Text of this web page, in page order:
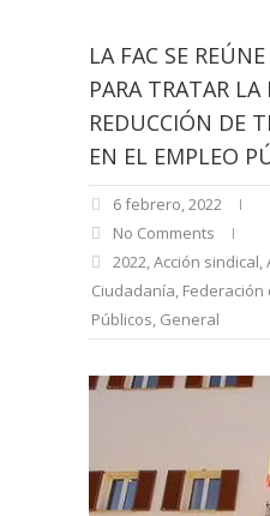
LA FAC SE
PARA TRATAR LA
REDUCCIÓN DE
EN EL EMPLEO
6 febrero, 2022
No Comments
2022,Acción sindical,
Ciudadanía, Federación
Públicos, General